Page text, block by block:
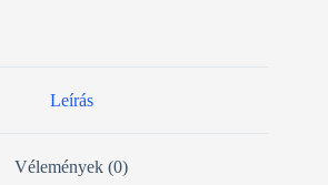
Leírás
Vélemények (0)